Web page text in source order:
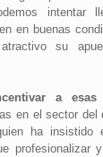
intentar
en buenas
su
a esas
en el sector del
ha insistido
profesionalizar